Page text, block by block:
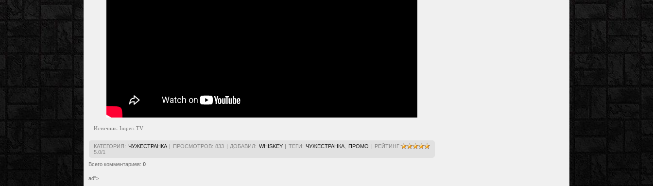
Источник: Imperi TV
КАТЕГОРИЯ: ЧУЖЕСТРАНКА| ПРОСМОТРОВ: 833 | ДОБАВИЛ: WHISKEY | ТЕГИ: ЧУЖЕСТРАНКА ПРОМО | РЕЙТИНГ:
5.0/1
Всего комментариев: 0
ad">